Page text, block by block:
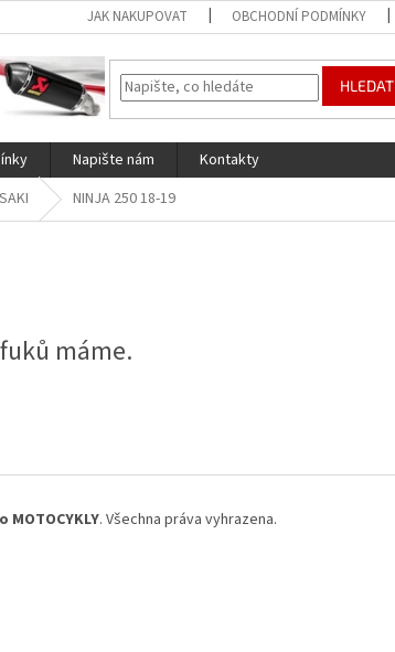
JAK NAKUPOVAT OBCHODNÍ PODMÍNKY
HLEDAT
Napište nám
Kontakty
NINJA 250 18-19
máme.
MOTOCYKLY. Všechna práva vyhrazena.